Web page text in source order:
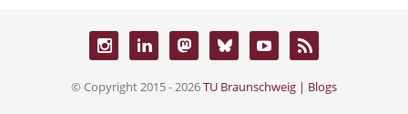
© Copyright 2015 - 2026TU Braunschweig | Blogs